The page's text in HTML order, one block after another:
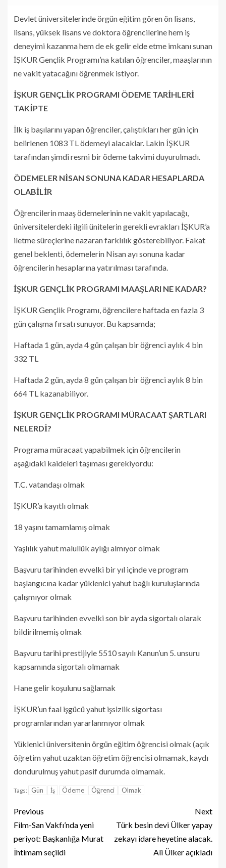
Devlet üniversitelerinde örgün eğitim gören ön lisans,
lisans, yüksek lisans ve doktora öğrencilerine hem iş
deneyimi kazanma hem de ek gelir elde etme imkanı sunan
İŞKUR Gençlik Programı’na katılan öğrenciler, maaşlarının
ne vakit yatacağını öğrenmek istiyor.
İŞKUR GENÇLİK PROGRAMI ÖDEME TARİHLERİ
TAKİPTE
İlk iş başılarını yapan öğrenciler, çalıştıkları her gün için
belirlenen 1083 TL ödemeyi alacaklar. Lakin İŞKUR
tarafından şimdi resmi bir ödeme takvimi duyurulmadı.
ÖDEMELER NİSAN SONUNA KADAR HESAPLARDA
OLABİLİR
Öğrencilerin maaş ödemelerinin ne vakit yapılacağı,
üniversitelerdeki ilgili ünitelerin gerekli evrakları İŞKUR’a
iletme süreçlerine nazaran farklılık gösterebiliyor. Fakat
genel beklenti, ödemelerin Nisan ayı sonuna kadar
öğrencilerin hesaplarına yatırılması tarafında.
İŞKUR GENÇLİK PROGRAMI MAAŞLARI NE KADAR?
İŞKUR Gençlik Programı, öğrencilere haftada en fazla 3
gün çalışma fırsatı sunuyor. Bu kapsamda;
Haftada 1 gün, ayda 4 gün çalışan bir öğrenci aylık 4 bin
332 TL
Haftada 2 gün, ayda 8 gün çalışan bir öğrenci aylık 8 bin
664 TL kazanabiliyor.
İŞKUR GENÇLİK PROGRAMI MÜRACAAT ŞARTLARI
NELERDİ?
Programa müracaat yapabilmek için öğrencilerin
aşağıdaki kaideleri taşıması gerekiyordu:
T.C. vatandaşı olmak
İŞKUR’a kayıtlı olmak
18 yaşını tamamlamış olmak
Yaşlılık yahut malullük aylığı almıyor olmak
Başvuru tarihinden evvelki bir yıl içinde ve program
başlangıcına kadar yüklenici yahut bağlı kuruluşlarında
çalışmıyor olmak
Başvuru tarihinden evvelki son bir ayda sigortalı olarak
bildirilmemiş olmak
Başvuru tarihi prestijiyle 5510 sayılı Kanun’un 5. unsuru
kapsamında sigortalı olmamak
Hane gelir koşulunu sağlamak
İŞKUR’un faal işgücü yahut işsizlik sigortası
programlarından yararlanmıyor olmak
Yüklenici üniversitenin örgün eğitim öğrencisi olmak (açık
öğretim yahut uzaktan öğretim öğrencisi olmamak, kaydı
dondurulmuş yahut pasif durumda olmamak.
Tags: Gün İş Ödeme Öğrenci Olmak
Previous
Film-San Vakfı’nda yeni
periyot: Başkanlığa Murat
İhtimam seçildi
Next
Türk besin devi Ülker yapay
zekayı idare heyetine alacak.
Ali Ülker açıkladı